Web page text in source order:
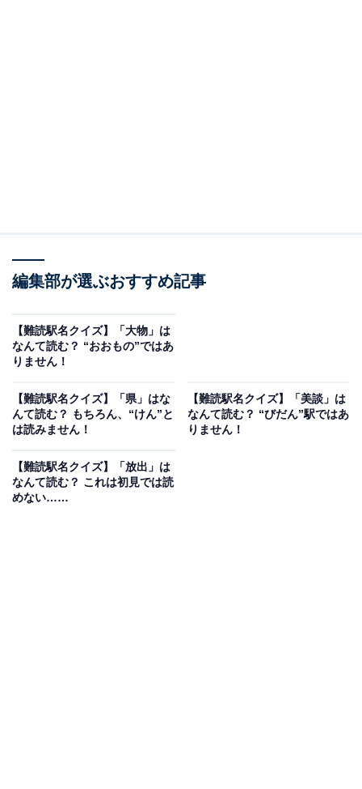
編集部が選ぶおすすめ記事
【難読駅名クイズ】「大物」は
なんて読む？ “おおもの”ではあ
りません！
【難読駅名クイズ】「県」はな
んて読む？ もちろん、“けん”と
は読みません！
【難読駅名クイズ】「美談」は
なんて読む？ “びだん”駅ではあ
りません！
【難読駅名クイズ】「放出」は
なんて読む？ これは初見では読
めない……